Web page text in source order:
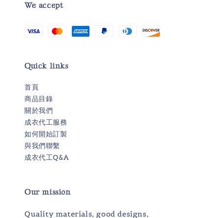
We accept
Quick links
首頁
商品目錄
關於我們
成衣代工服務
如何開始訂製
與我們聯繫
成衣代工Q&A
Our mission
Quality materials, good designs,